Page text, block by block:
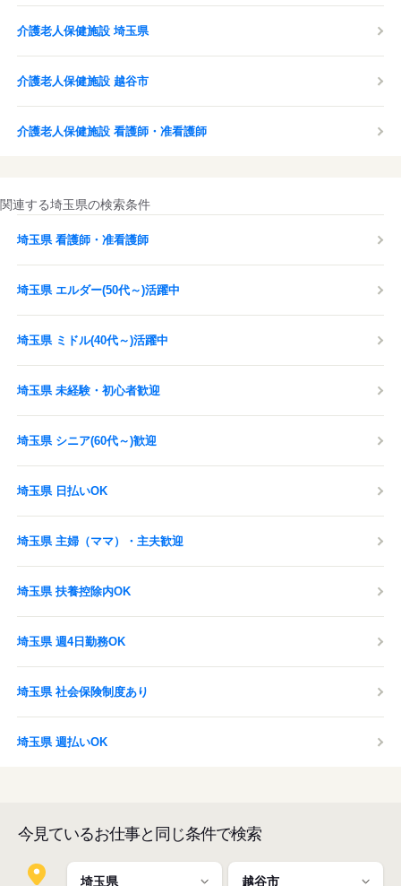
介護老人保健施設 埼玉県
介護老人保健施設 越谷市
介護老人保健施設 看護師・准看護師
関連する埼玉県の検索条件
埼玉県 看護師・准看護師
埼玉県 エルダー(50代～)活躍中
埼玉県 ミドル(40代～)活躍中
埼玉県 未経験・初心者歓迎
埼玉県 シニア(60代～)歓迎
埼玉県 日払いOK
埼玉県 主婦（ママ）・主夫歓迎
埼玉県 扶養控除内OK
埼玉県 週4日勤務OK
埼玉県 社会保険制度あり
埼玉県 週払いOK
今見ているお仕事と同じ条件で検索